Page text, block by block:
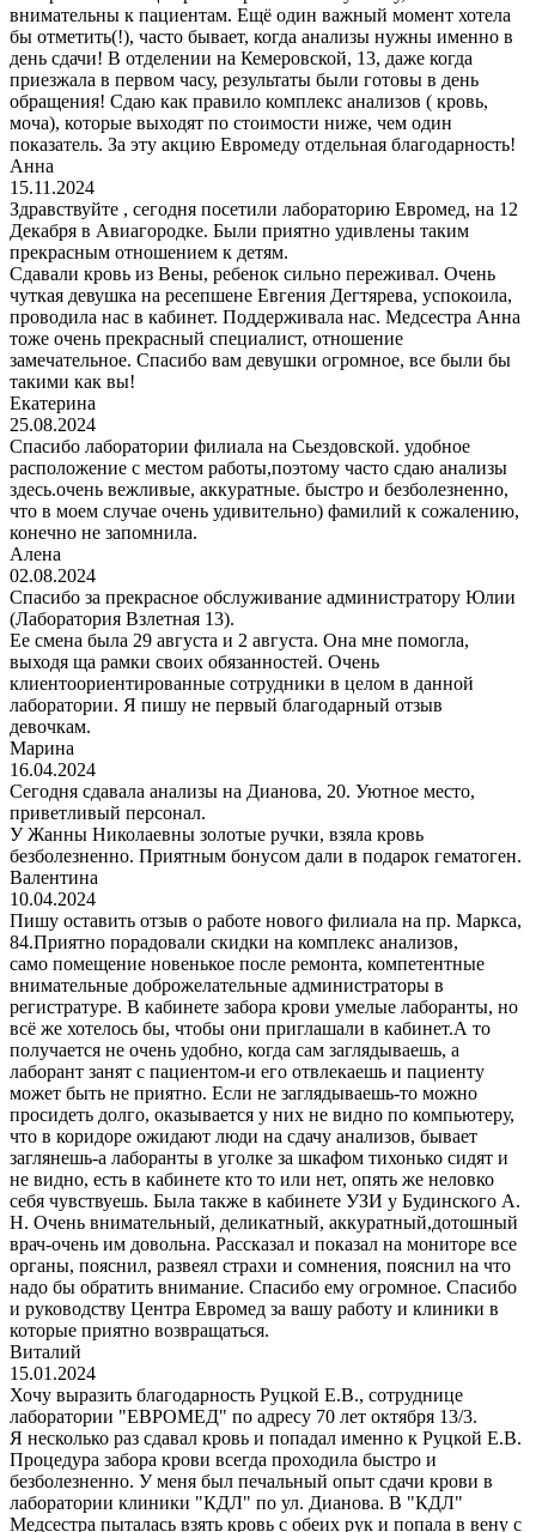
внимательны к пациентам. Ещё один важный момент хотела
бы отметить(!), часто бывает, когда анализы нужны именно в
день сдачи! В отделении на Кемеровской, 13, даже когда
приезжала в первом часу, результаты были готовы в день
обращения! Сдаю как правило комплекс анализов ( кровь,
моча), которые выходят по стоимости ниже, чем один
показатель. За эту акцию Евромеду отдельная благодарность!
Анна
15.11.2024
Здравствуйте , сегодня посетили лабораторию Евромед, на 12
Декабря в Авиагородке. Были приятно удивлены таким
прекрасным отношением к детям.
Сдавали кровь из Вены, ребенок сильно переживал. Очень
чуткая девушка на ресепшене Евгения Дегтярева, успокоила,
проводила нас в кабинет. Поддерживала нас. Медсестра Анна
тоже очень прекрасный специалист, отношение
замечательное. Спасибо вам девушки огромное, все были бы
такими как вы!
Екатерина
25.08.2024
Спасибо лаборатории филиала на Сьездовской. удобное
расположение с местом работы,поэтому часто сдаю анализы
здесь.очень вежливые, аккуратные. быстро и безболезненно,
что в моем случае очень удивительно) фамилий к сожалению,
конечно не запомнила.
Алена
02.08.2024
Спасибо за прекрасное обслуживание администратору Юлии
(Лаборатория Взлетная 13).
Ее смена была 29 августа и 2 августа. Она мне помогла,
выходя ща рамки своих обязанностей. Очень
клиентоориентированные сотрудники в целом в данной
лаборатории. Я пишу не первый благодарный отзыв
девочкам.
Марина
16.04.2024
Сегодня сдавала анализы на Дианова, 20. Уютное место,
приветливый персонал.
У Жанны Николаевны золотые ручки, взяла кровь
безболезненно. Приятным бонусом дали в подарок гематоген.
Валентина
10.04.2024
Пишу оставить отзыв о работе нового филиала на пр. Маркса,
84.Приятно порадовали скидки на комплекс анализов,
само помещение новенькое после ремонта, компетентные
внимательные доброжелательные администраторы в
регистратуре. В кабинете забора крови умелые лаборанты, но
всё же хотелось бы, чтобы они приглашали в кабинет.А то
получается не очень удобно, когда сам заглядываешь, а
лаборант занят с пациентом-и его отвлекаешь и пациенту
может быть не приятно. Если не заглядываешь-то можно
просидеть долго, оказывается у них не видно по компьютеру,
что в коридоре ожидают люди на сдачу анализов, бывает
заглянешь-а лаборанты в уголке за шкафом тихонько сидят и
не видно, есть в кабинете кто то или нет, опять же неловко
себя чувствуешь. Была также в кабинете УЗИ у Будинского А.
Н. Очень внимательный, деликатный, аккуратный,дотошный
врач-очень им довольна. Рассказал и показал на мониторе все
органы, пояснил, развеял страхи и сомнения, пояснил на что
надо бы обратить внимание. Спасибо ему огромное. Спасибо
и руководству Центра Евромед за вашу работу и клиники в
которые приятно возвращаться.
Виталий
15.01.2024
Хочу выразить благодарность Руцкой Е.В., сотруднице
лаборатории "ЕВРОМЕД" по адресу 70 лет октября 13/3.
Я несколько раз сдавал кровь и попадал именно к Руцкой Е.В.
Процедура забора крови всегда проходила быстро и
безболезненно. У меня был печальный опыт сдачи крови в
лаборатории клиники "КДЛ" по ул. Дианова. В "КДЛ"
Медсестра пыталась взять кровь с обеих рук и попала в вену с